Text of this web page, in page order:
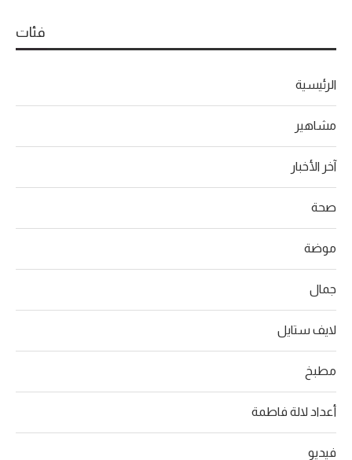
فئات
الرئيسية
مشاهير
آخر الأخبار
صحة
موضة
جمال
لايف ستايل
مطبخ
أعداد لالة فاطمة
فيديو